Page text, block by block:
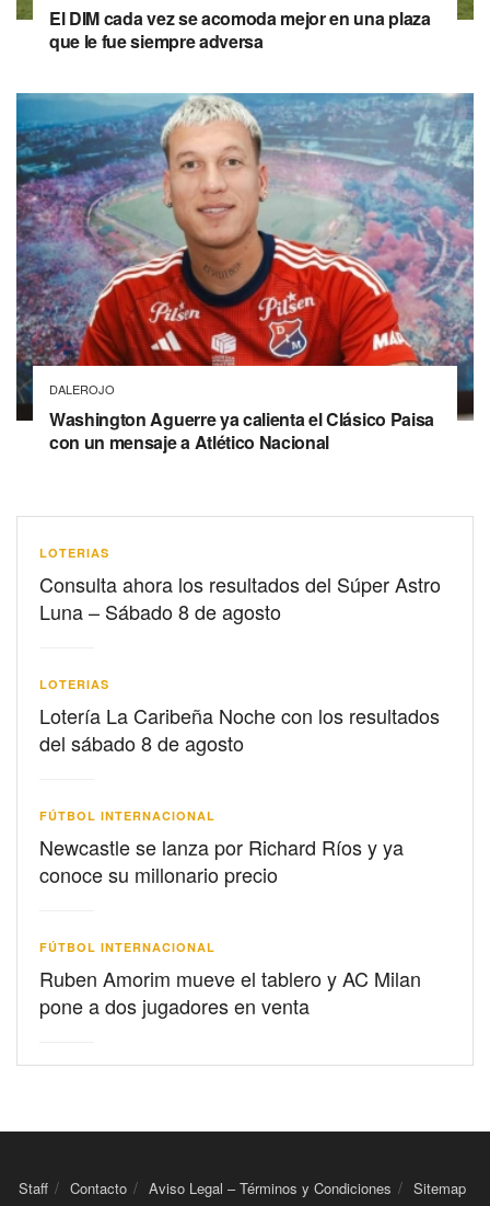
El DIM cada vez se acomoda mejor en una plaza
que le fue siempre adversa
DALEROJO
Washington Aguerre ya calienta el Clásico Paisa
con un mensaje a Atlético Nacional
LOTERIAS
Consulta ahora los resultados del Súper Astro
Luna – Sábado 8 de agosto
LOTERIAS
Lotería La Caribeña Noche con los resultados
del sábado 8 de agosto
FÚTBOL INTERNACIONAL
Newcastle se lanza por Richard Ríos y ya
conoce su millonario precio
FÚTBOL INTERNACIONAL
Ruben Amorim mueve el tablero y AC Milan
pone a dos jugadores en venta
Staff Contacto Aviso Legal – Términos y Condiciones Sitemap